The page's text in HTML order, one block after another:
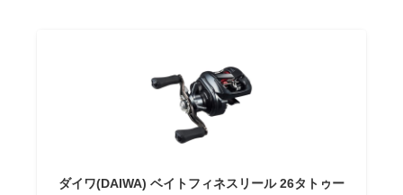
ダイワ(DAIWA) ベイトフィネスリール 26タトゥー